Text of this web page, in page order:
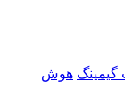
گیمینگ هوش